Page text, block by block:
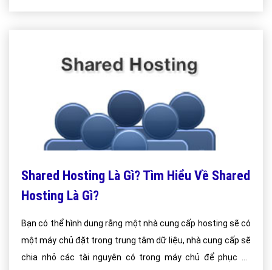
Shared Hosting Là Gì? Tìm Hiểu Về Shared
Hosting Là Gì?
Bạn có thể hình dung rằng một nhà cung cấp hosting sẽ có
một máy chủ đặt trong trung tâm dữ liệu, nhà cung cấp sẽ
chia nhỏ các tài nguyên có trong máy chủ để phục vụ